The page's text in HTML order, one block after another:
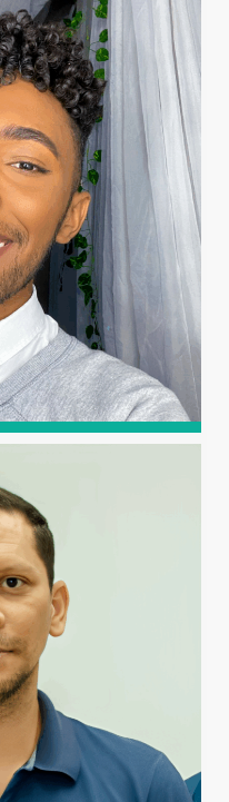
CHAVES
Federal do Rio
o mestrado (2017) e o
pela Universidade
(UFERSA).
FREITAS
de Solo e Água pela
Semi-Árido (UFERSA).
Civil e em Ciência e
UFERSA.